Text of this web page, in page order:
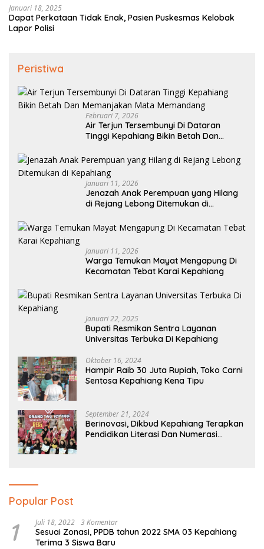
Januari 18, 2025
Dapat Perkataan Tidak Enak, Pasien Puskesmas Kelobak
Lapor Polisi
Peristiwa
Februari 7, 2026
Air Terjun Tersembunyi Di Dataran
Tinggi Kepahiang Bikin Betah Dan
Januari 11, 2026
Jenazah Anak Perempuan yang Hilang
di Rejang Lebong Ditemukan di
Januari 11, 2026
Warga Temukan Mayat Mengapung Di
Kecamatan Tebat Karai Kepahiang
Januari 22, 2025
Bupati Resmikan Sentra Layanan
Universitas Terbuka Di Kepahiang
Oktober 16, 2024
Hampir Raib 30 Juta Rupiah, Toko Carni
Sentosa Kepahiang Kena Tipu
September 21, 2024
Berinovasi, Dikbud Kepahiang Terapkan
Pendidikan Literasi Dan Numerasi
Popular Post
1 Juli 18, 2022 3 Komentar
Sesuai Zonasi, PPDB tahun 2022 SMA 03 Kepahiang
Terima 3 Siswa Baru